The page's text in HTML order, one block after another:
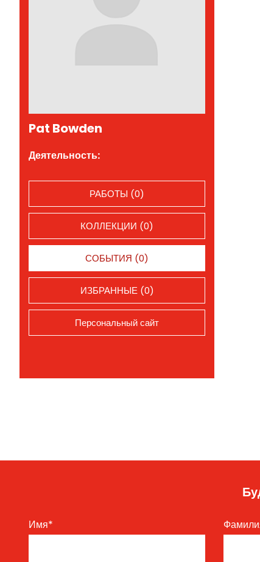
Pat Bowden
Деятельность:
РАБОТЫ (0)
КОЛЛЕКЦИИ (0)
СОБЫТИЯ (0)
ИЗБРАННЫЕ (0)
Персональный сайт
Имя*